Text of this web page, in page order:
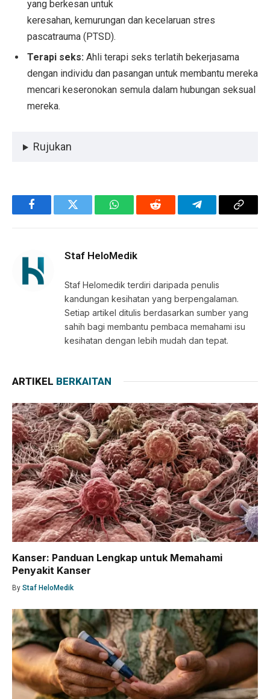
yang berkesan untuk
keresahan, kemurungan dan kecelaruan stres
pascatrauma (PTSD).
Terapi seks: Ahli terapi seks terlatih bekerjasama
dengan individu dan pasangan untuk membantu mereka
mencari keseronokan semula dalam hubungan seksual
mereka.
Rujukan
FacebookTwitter WhatsAppReddit TelegramCopy
Staf HeloMedik
Staf Helomedik terdiri daripada penulis
kandungan kesihatan yang berpengalaman.
Setiap artikel ditulis berdasarkan sumber yang
sahih bagi membantu pembaca memahami isu
kesihatan dengan lebih mudah dan tepat.
ARTIKEL BERKAITAN
Kanser: Panduan Lengkap untuk Memahami
Penyakit Kanser
By Staf HeloMedik